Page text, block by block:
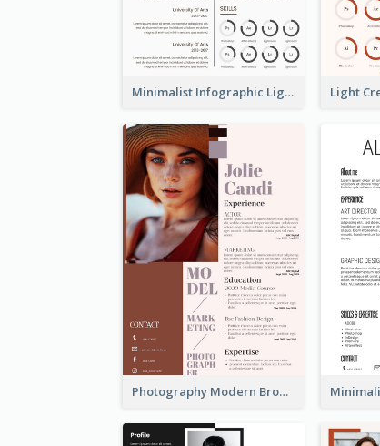
Minimalist Infographic Light Resume
Photography Modern Brown Professional Resume